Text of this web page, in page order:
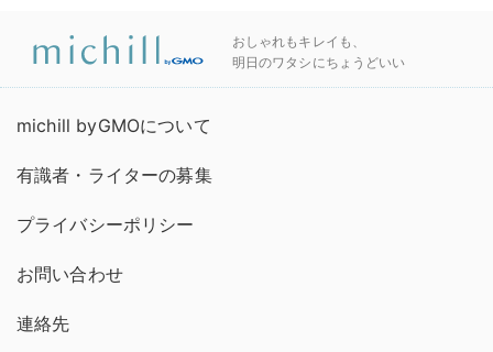
おしゃれもキレイも、
明日のワタシにちょうどいい
michill byGMOについて
有識者・ライターの募集
プライバシーポリシー
お問い合わせ
連絡先